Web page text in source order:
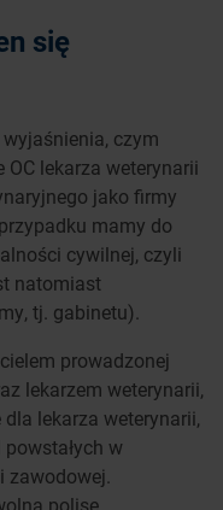
się
czym
lekarza weterynarii
jako firmy
mamy do
cywilnej, czyli
natomiast
tj. gabinetu).
prowadzonej
lekarzem weterynarii,
lekarza weterynarii,
w
zawodowej.
polisę